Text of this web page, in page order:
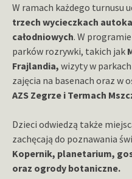
W ramach każdego turnusu
trzech wycieczkach
całodniowych. W
parków rozrywki, takich jak
Frajlandia, wizyty w
zajęcia na basenach oraz w
AZS Zegrze i Termach
Dzieci odwiedzą także
zachęcają do poznawania
Kopernik, planetarium,
oraz ogrody botaniczne.